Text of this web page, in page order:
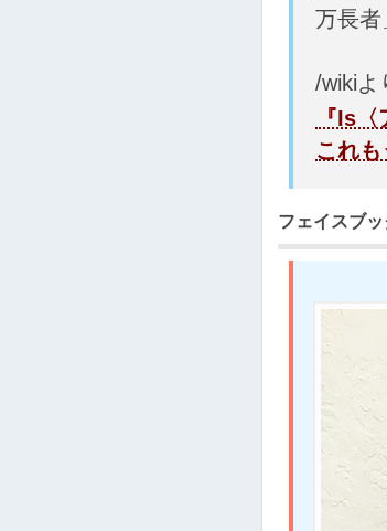
万長者
/wikiよ
『Is
これ
フェイスブ